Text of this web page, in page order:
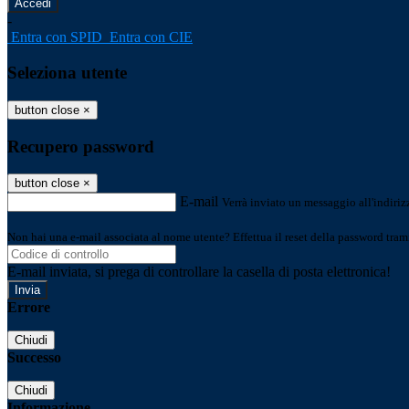
-
Entra con SPID Entra con CIE
Seleziona utente
button close ×
Recupero password
button close ×
E-mail Verrà inviato un messaggio
Non hai una e-mail associata al nome utente? Effettua il reset della password
E-mail inviata, si prega di controllare la casella di posta elettronica!
Errore
Chiudi
Successo
Chiudi